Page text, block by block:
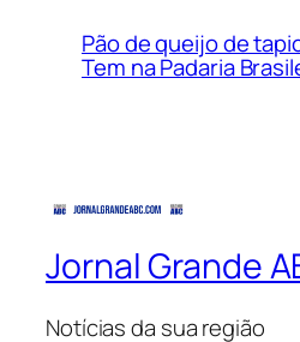
Pão de queijo de
Tem na Padaria
Jornal Grande
Notícias da sua região